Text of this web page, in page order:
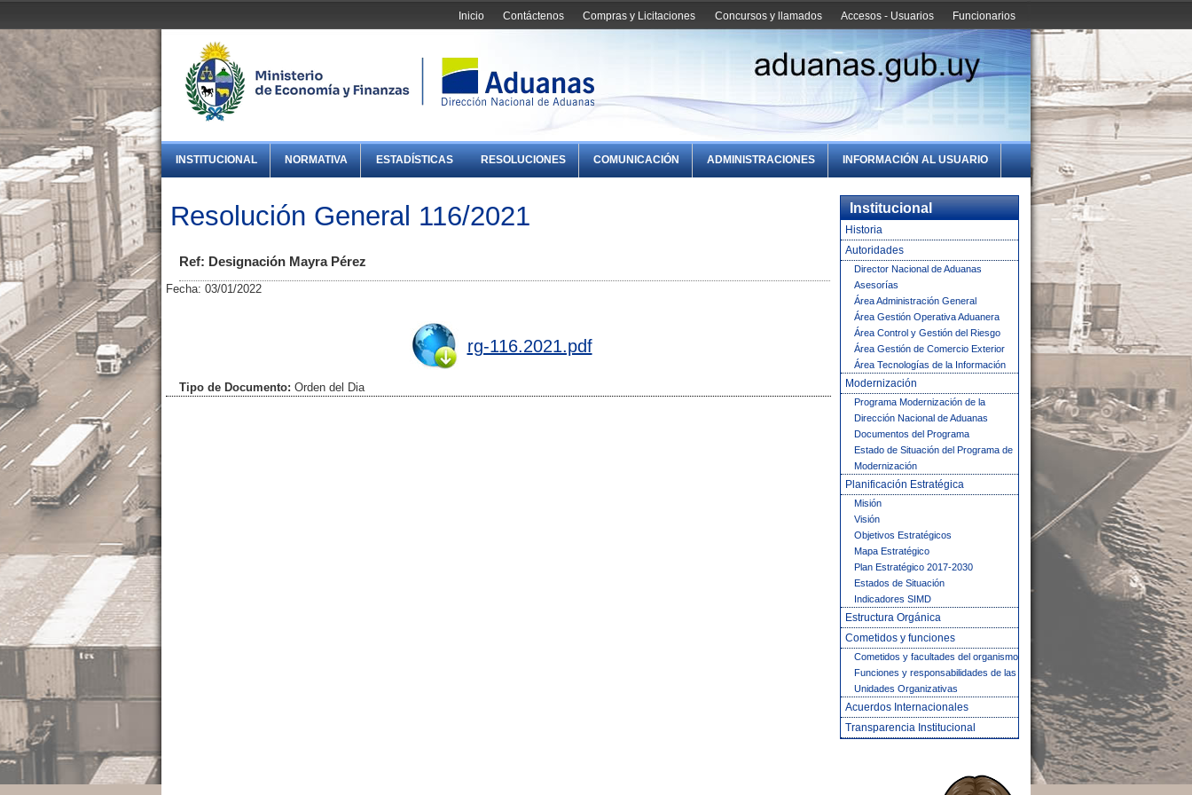
Funcionarios
Accesos - Usuarios
Concursos y llamados
Compras y Licitaciones
Contáctenos
Inicio
INSTITUCIONAL NORMATIVA ESTADÍSTICAS RESOLUCIONES COMUNICACIÓN ADMINISTRACIONES INFORMACIÓN AL USUARIO
Resolución General 116/2021
Ref: Designación Mayra Pérez
Fecha: 03/01/2022
rg-116.2021.pdf
Tipo de Documento: Orden del Dia
Institucional
Historia
Autoridades
Director Nacional de Aduanas
Asesorías
Área Administración General
Área Gestión Operativa Aduanera
Área Control y Gestión del Riesgo
Área Gestión de Comercio Exterior
Área Tecnologías de la Información
Modernización
Programa Modernización de la
Dirección Nacional de Aduanas
Documentos del Programa
Estado de Situación del Programa de
Modernización
Planificación Estratégica
Misión
Visión
Objetivos Estratégicos
Mapa Estratégico
Plan Estratégico 2017-2030
Estados de Situación
Indicadores SIMD
Estructura Orgánica
Cometidos y funciones
Cometidos y facultades del organismo
Funciones y responsabilidades de las
Unidades Organizativas
Acuerdos Internacionales
Transparencia Institucional